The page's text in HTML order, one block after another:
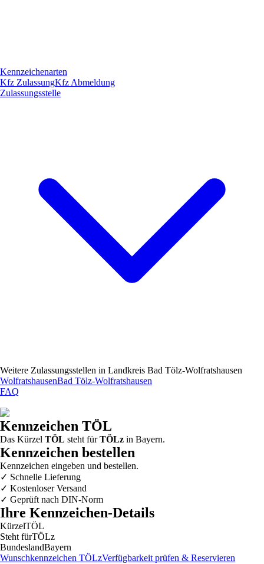
Kennzeichenarten
Kfz ZulassungKfz Abmeldung
Zulassungsstelle
Weitere Zulassungsstellen in Landkreis Bad Tölz-Wolfratshausen
WolfratshausenBad Tölz-Wolfratshausen
FAQ
Kennzeichen TÖL
Das Kürzel TÖL steht fürTÖLz in Bayern.
Kennzeichen bestellen
Kennzeichen eingeben und bestellen.
✓ Schnelle Lieferung
✓ Kostenloser Versand
✓ Geprüft nach DIN-Norm
Ihre Kennzeichen-Details
KürzelTÖL
Steht fürTÖLz
BundeslandBayern
Wunschkennzeichen TÖLzVerfügbarkeit prüfen & Reservieren